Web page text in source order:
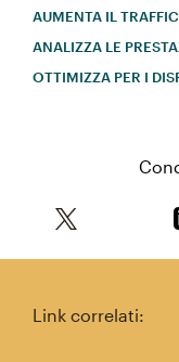
AUMENTA IL
ANALIZZA LE
OTTIMIZZA PER I
Link correlati: